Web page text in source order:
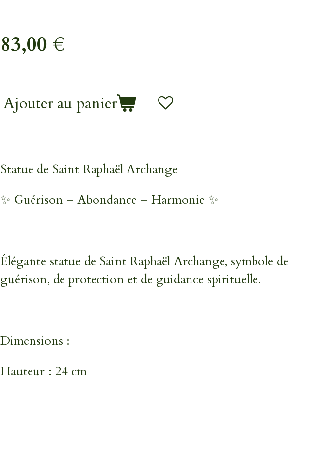
83,00 €
Ajouter au panier
Statue de Saint Raphaël Archange
✨ Guérison – Abondance – Harmonie ✨
Élégante statue de Saint Raphaël Archange, symbole de
guérison, de protection et de guidance spirituelle.
Dimensions :
Hauteur : 24 cm